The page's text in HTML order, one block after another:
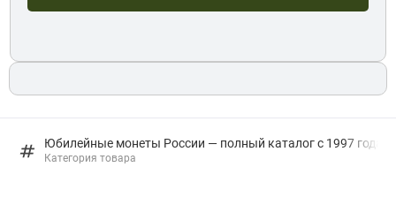
Юбилейные монеты России — полный каталог с 1997 года:
Категория товара